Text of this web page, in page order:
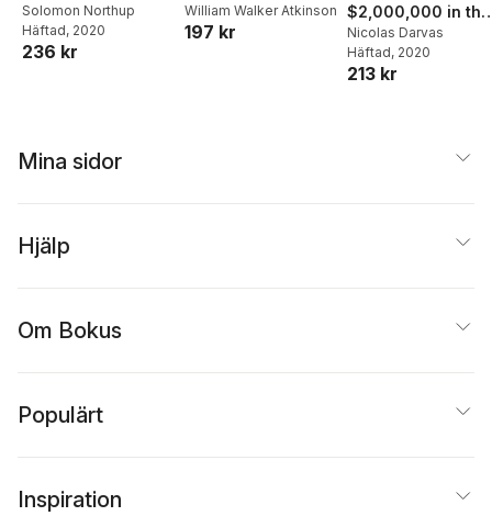
Solomon Northup
Häftad, 2020
236 kr
William Walker Atkinson
197 kr
$2,000,000 in the
Stock Market
Nicolas Darvas
Häftad, 2020
213 kr
Mina sidor
Hjälp
Om Bokus
Populärt
Inspiration